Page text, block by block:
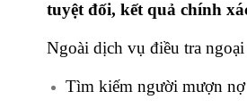
tuyệt đối, kết quả chính
Ngoài dịch vụ điều tra
Tìm kiếm người mượn